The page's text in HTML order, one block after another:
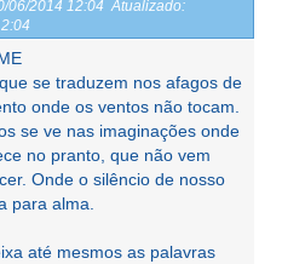
06/2014 12:04 Atualizado:
se traduzem nos afagos de
onde os ventos não tocam.
se ve nas imaginações onde
no pranto, que não vem
Onde o silêncio de nosso
para alma.
até mesmos as palavras